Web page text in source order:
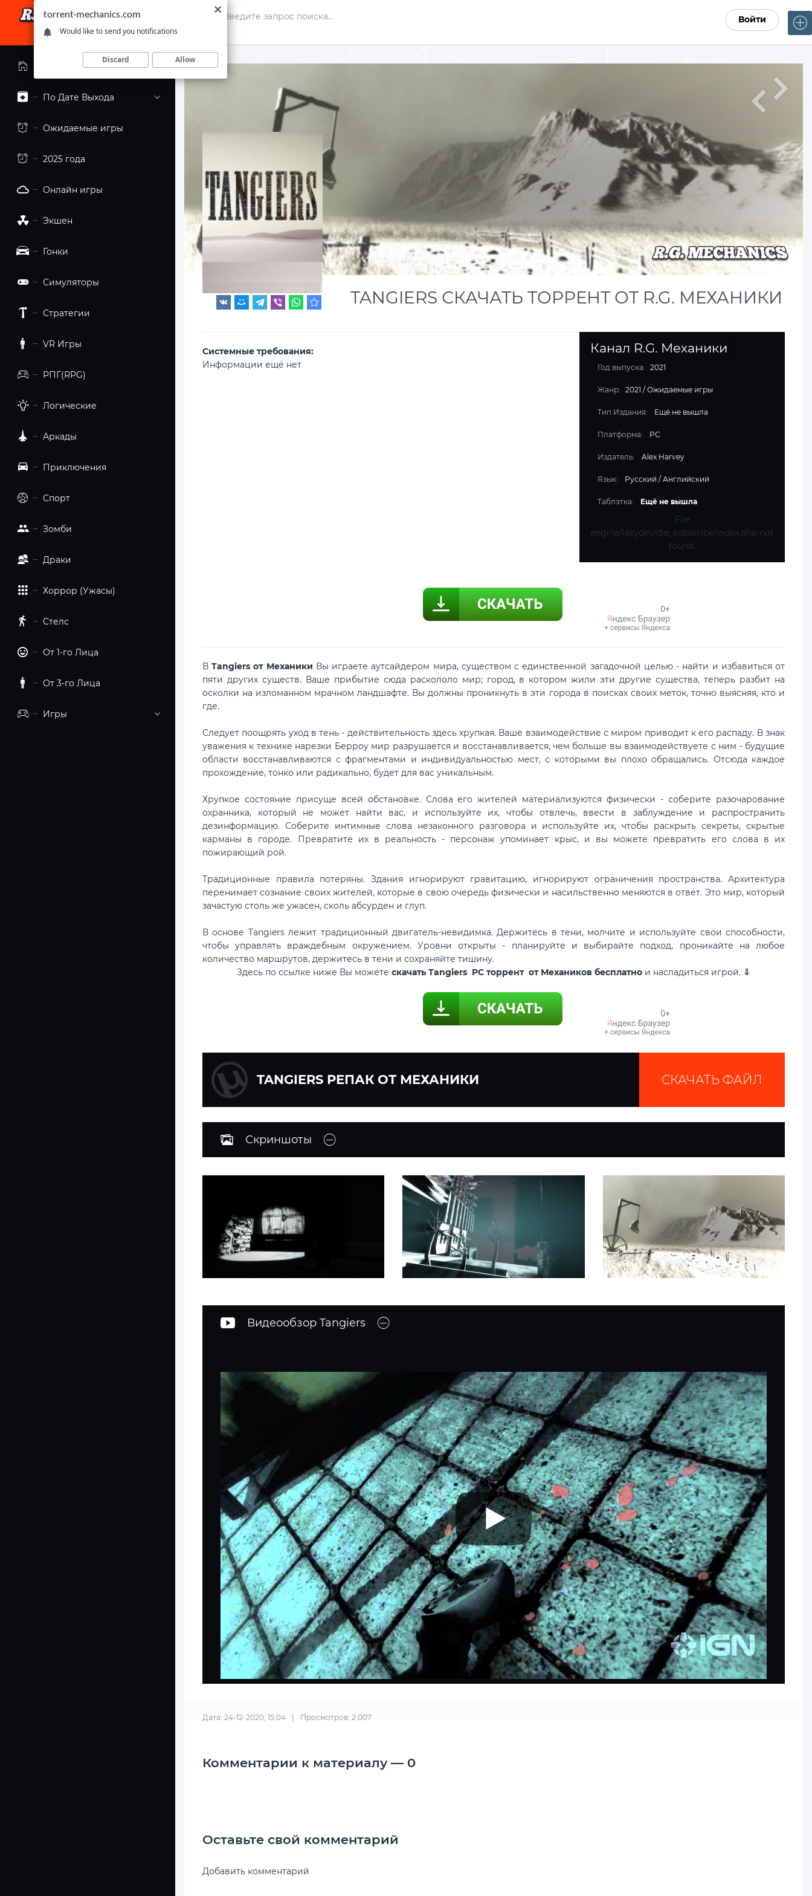
Войти
Главная страница
По Дате Выхода
Ожидаемые игры
2025 года
Онлайн игры
Экшен
Гонки
Симуляторы
Стратегии
VR Игры
РПГ(RPG)
Логические
Аркады
Приключения
Спорт
Зомби
Драки
Хоррор (Ужасы)
Стелс
От 1-го Лица
От 3-го Лица
Игры
TANGIERS СКАЧАТЬ ТОРРЕНТ ОТ R.G. МЕХАНИКИ
Канал R.G. Механики
Год выпуска: 2021
Жанр: 2021 /Ожидаемые игры
Тип Издания: Ещё не вышла
Платформа: PC
Издатель: Alex Harvey
Язык: Русский / Английский
Таблэтка: Ещё не вышла
File
engine/lazydev/dle_subscribe/index.php not
found.
Cистемные требования:
Информации ещё нет
ВTangiers от Механики Вы играете аутсайдером мира, существом с единственной загадочной целью - найти и избавиться от
пяти других существ. Ваше прибытие сюда раскололо мир; город, в котором жили эти другие существа, теперь разбит на
осколки на изломанном мрачном ландшафте. Вы должны проникнуть в эти города в поисках своих меток, точно выясняя, кто и
где.
Следует поощрять уход в тень - действительность здесь хрупкая. Ваше взаимодействие с миром приводит к его распаду. В знак
уважения к технике нарезки Берроу мир разрушается и восстанавливается, чем больше вы взаимодействуете с ним - будущие
области восстанавливаются с фрагментами и индивидуальностью мест, с которыми вы плохо обращались. Отсюда каждое
прохождение, тонко или радикально, будет для вас уникальным.
Хрупкое состояние присуще всей обстановке. Слова его жителей материализуются физически - соберите разочарование
охранника, который не может найти вас, и используйте их, чтобы отвлечь, ввести в заблуждение и распространить
дезинформацию. Соберите интимные слова незаконного разговора и используйте их, чтобы раскрыть секреты, скрытые
карманы в городе. Превратите их в реальность - персонаж упоминает крыс, и вы можете превратить его слова в их
пожирающий рой.
Традиционные правила потеряны. Здания игнорируют гравитацию, игнорируют ограничения пространства. Архитектура
перенимает сознание своих жителей, которые в свою очередь физически и насильственно меняются в ответ. Это мир, который
зачастую столь же ужасен, сколь абсурден и глуп.
В основе Tangiers лежит традиционный двигатель-невидимка. Держитесь в тени, молчите и используйте свои способности,
чтобы управлять враждебным окружением. Уровни открыты - планируйте и выбирайте подход, проникайте на любое
количество маршрутов, держитесь в тени и сохраняйте тишину.
Здесь по ссылке ниже Вы можете скачать Tangiers PC торрент от Механиков бесплатно и насладиться игрой. ⇩
TANGIERS РЕПАК ОТ МЕХАНИКИ СКАЧАТЬ ФАЙЛ
Скриншоты
Видеообзор Tangiers
Дата: 24-12-2020, 15:04 Просмотров: 2 007
Комментарии к материалу — 0
Оставьте свой комментарий
Добавить комментарий
torrent-mechanics.com
Would like to send you notifications
Discard Allow